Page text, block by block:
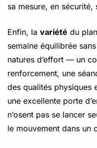
sa mesure, en
Enfin, la variété du
semaine équilibrée
natures d’effort — un
renforcement, une
des qualités physiques
une excellente porte
n’osent pas se lancer
le mouvement dans un